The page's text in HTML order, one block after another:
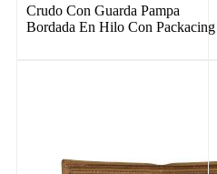
Crudo Con Guarda Pampa
Bordada En Hilo Con Packacing